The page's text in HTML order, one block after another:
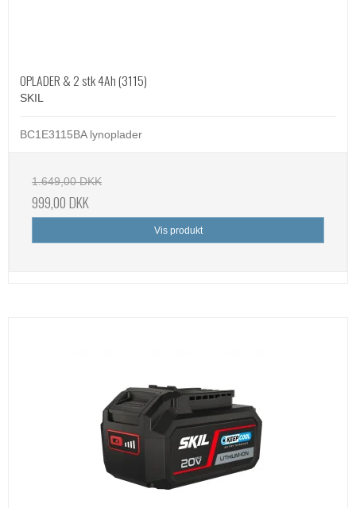
OPLADER & 2 stk 4Ah (3115)
SKIL
BC1E3115BA lynoplader
1.649,00 DKK
999,00 DKK
Vis produkt